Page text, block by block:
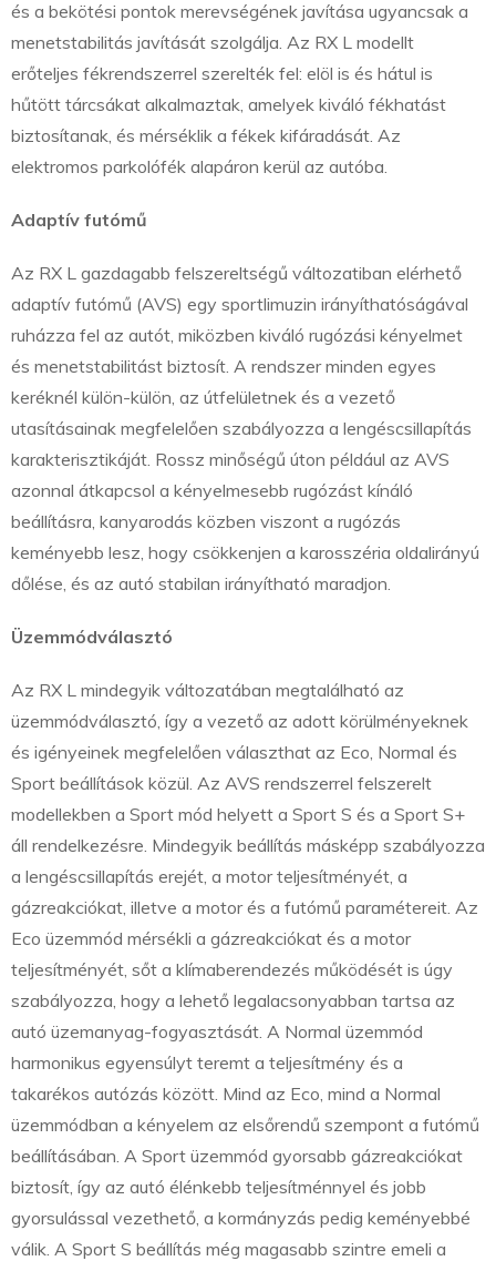
és a bekötési pontok merevségének javítása ugyancsak a
menetstabilitás javítását szolgálja. Az RX L modellt
erőteljes fékrendszerrel szerelték fel: elöl is és hátul is
hűtött tárcsákat alkalmaztak, amelyek kiváló fékhatást
biztosítanak, és mérséklik a fékek kifáradását. Az
elektromos parkolófék alapáron kerül az autóba.
Adaptív futómű
Az RX L gazdagabb felszereltségű változatiban elérhető
adaptív futómű (AVS) egy sportlimuzin irányíthatóságával
ruházza fel az autót, miközben kiváló rugózási kényelmet
és menetstabilitást biztosít. A rendszer minden egyes
keréknél külön-külön, az útfelületnek és a vezető
utasításainak megfelelően szabályozza a lengéscsillapítás
karakterisztikáját. Rossz minőségű úton például az AVS
azonnal átkapcsol a kényelmesebb rugózást kínáló
beállításra, kanyarodás közben viszont a rugózás
keményebb lesz, hogy csökkenjen a karosszéria oldalirányú
dőlése, és az autó stabilan irányítható maradjon.
Üzemmódválasztó
Az RX L mindegyik változatában megtalálható az
üzemmódválasztó, így a vezető az adott körülményeknek
és igényeinek megfelelően választhat az Eco, Normal és
Sport beállítások közül. Az AVS rendszerrel felszerelt
modellekben a Sport mód helyett a Sport S és a Sport S+
áll rendelkezésre. Mindegyik beállítás másképp szabályozza
a lengéscsillapítás erejét, a motor teljesítményét, a
gázreakciókat, illetve a motor és a futómű paramétereit. Az
Eco üzemmód mérsékli a gázreakciókat és a motor
teljesítményét, sőt a klímaberendezés működését is úgy
szabályozza, hogy a lehető legalacsonyabban tartsa az
autó üzemanyag-fogyasztását. A Normal üzemmód
harmonikus egyensúlyt teremt a teljesítmény és a
takarékos autózás között. Mind az Eco, mind a Normal
üzemmódban a kényelem az elsőrendű szempont a futómű
beállításában. A Sport üzemmód gyorsabb gázreakciókat
biztosít, így az autó élénkebb teljesítménnyel és jobb
gyorsulással vezethető, a kormányzás pedig keményebbé
válik. A Sport S beállítás még magasabb szintre emeli a